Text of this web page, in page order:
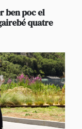
ben poc el
quatre